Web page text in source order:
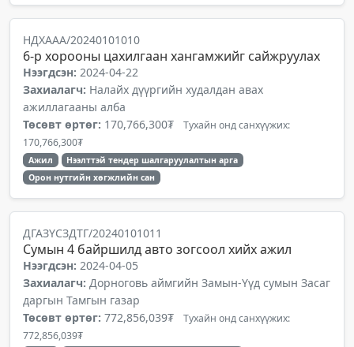
НДХААА/20240101010
6-р хорооны цахилгаан хангамжийг сайжруулах
Нээгдсэн: 2024-04-22
Захиалагч: Налайх дүүргийн худалдан авах
ажиллагааны алба
Төсөвт өртөг: 170,766,300₮ Тухайн онд санхүүжих:
170,766,300₮
Ажил
Нээлттэй тендер шалгаруулалтын арга
Орон нутгийн хөгжлийн сан
ДГАЗҮСЗДТГ/20240101011
Сумын 4 байршилд авто зогсоол хийх ажил
Нээгдсэн: 2024-04-05
Захиалагч: Дорноговь аймгийн Замын-Үүд сумын Засаг
даргын Тамгын газар
Төсөвт өртөг: 772,856,039₮ Тухайн онд санхүүжих:
772,856,039₮